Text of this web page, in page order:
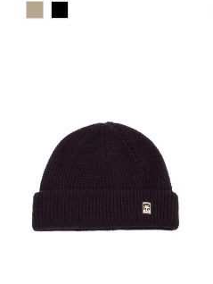
Colour
Natural
Black